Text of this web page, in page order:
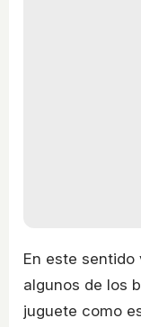
En este
algunos de los
juguete como